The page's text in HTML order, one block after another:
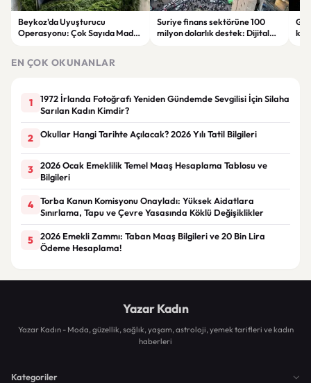
Beykoz'da Uyuşturucu
Operasyonu: Çok Sayıda Madde
Suriye finans sektörüne 100
milyon dolarlık destek: Dijital
EN ÇOK OKUNANLAR
1
1972 İrlanda Fotoğrafı Yeniden Gündemde Sevgilisi İçin Silaha
Sarılan Kadın Kimdir?
2 Okullar Hangi Tarihte Açılacak? 2026 Yılı Tatil Bilgileri
3
2026 Ocak Emeklilik Temel Maaş Hesaplama Tablosu ve
Bilgileri
4
Torba Kanun Komisyonu Onayladı: Yüksek Aidatlara
Sınırlama, Tapu ve Çevre Yasasında Köklü Değişiklikler
5
2026 Emekli Zammı: Taban Maaş Bilgileri ve 20 Bin Lira
Ödeme Hesaplama!
Yazar Kadın
Yazar Kadın - Moda, güzellik, sağlık, yaşam, astroloji, yemek tarifleri ve kadın
haberleri
Kategoriler